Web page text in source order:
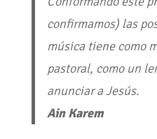
confirmamos) las
música tiene como
pastoral, como un
anunciar a Jesús.
Ain Karem